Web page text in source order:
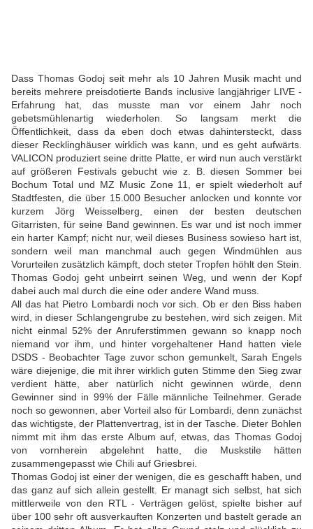
Dass Thomas Godoj seit mehr als 10 Jahren Musik macht und
bereits mehrere preisdotierte Bands inclusive langjähriger LIVE -
Erfahrung hat, das musste man vor einem Jahr noch
gebetsmühlenartig wiederholen. So langsam merkt die
Öffentlichkeit, dass da eben doch etwas dahintersteckt, dass
dieser Recklinghäuser wirklich was kann, und es geht aufwärts.
VALICON produziert seine dritte Platte, er wird nun auch verstärkt
auf größeren Festivals gebucht wie z. B. diesen Sommer bei
Bochum Total und MZ Music Zone 11, er spielt wiederholt auf
Stadtfesten, die über 15.000 Besucher anlocken und konnte vor
kurzem Jörg Weisselberg, einen der besten deutschen
Gitarristen, für seine Band gewinnen. Es war und ist noch immer
ein harter Kampf; nicht nur, weil dieses Business sowieso hart ist,
sondern weil man manchmal auch gegen Windmühlen aus
Vorurteilen zusätzlich kämpft, doch steter Tropfen höhlt den Stein.
Thomas Godoj geht unbeirrt seinen Weg, und wenn der Kopf
dabei auch mal durch die eine oder andere Wand muss.
All das hat Pietro Lombardi noch vor sich. Ob er den Biss haben
wird, in dieser Schlangengrube zu bestehen, wird sich zeigen. Mit
nicht einmal 52% der Anruferstimmen gewann so knapp noch
niemand vor ihm, und hinter vorgehaltener Hand hatten viele
DSDS - Beobachter Tage zuvor schon gemunkelt, Sarah Engels
wäre diejenige, die mit ihrer wirklich guten Stimme den Sieg zwar
verdient hätte, aber natürlich nicht gewinnen würde, denn
Gewinner sind in 99% der Fälle männliche Teilnehmer. Gerade
noch so gewonnen, aber Vorteil also für Lombardi, denn zunächst
das wichtigste, der Plattenvertrag, ist in der Tasche. Dieter Bohlen
nimmt mit ihm das erste Album auf, etwas, das Thomas Godoj
von vornherein abgelehnt hatte, die Muskstile hätten
zusammengepasst wie Chili auf Griesbrei.
Thomas Godoj ist einer der wenigen, die es geschafft haben, und
das ganz auf sich allein gestellt. Er managt sich selbst, hat sich
mittlerweile von den RTL - Verträgen gelöst, spielte bisher auf
über 100 sehr oft ausverkauften Konzerten und bastelt gerade an